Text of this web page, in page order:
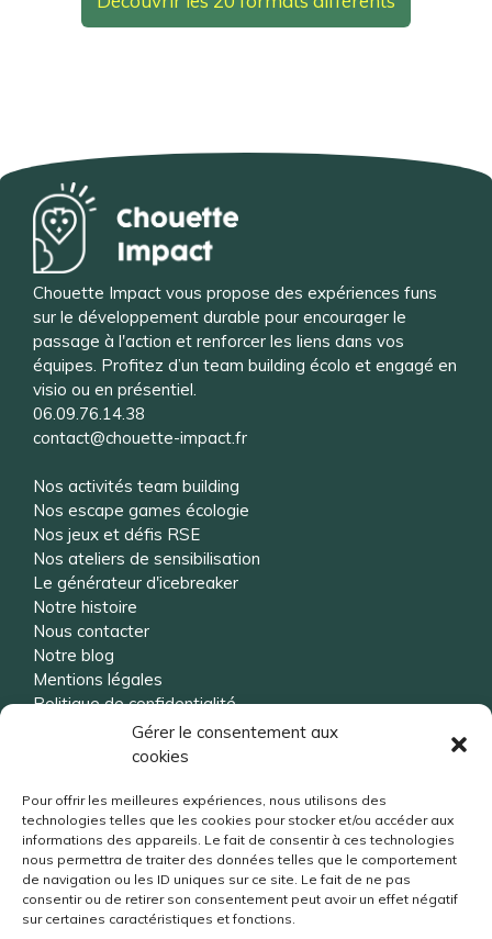
Gérer le consentement aux
cookies
Pour offrir les meilleures expériences, nous utilisons des
technologies telles que les cookies pour stocker et/ou accéder aux
informations des appareils. Le fait de consentir à ces technologies
nous permettra de traiter des données telles que le comportement
de navigation ou les ID uniques sur ce site. Le fait de ne pas
consentir ou de retirer son consentement peut avoir un effet négatif
sur certaines caractéristiques et fonctions.
Chouette Impact vous propose des expériences funs
sur le développement durable pour encourager le
passage à l'action et renforcer les liens dans vos
équipes. Profitez d’un team building écolo et engagé en
visio ou en présentiel.
06.09.76.14.38
contact@chouette-impact.fr
Nos activités team building
Nos escape games écologie
Nos jeux et défis RSE
Nos ateliers de sensibilisation
Le générateur d'icebreaker
Notre histoire
Nous contacter
Notre blog
Mentions légales
Politique de confidentialité
Vous souhaitez être rappelé ?